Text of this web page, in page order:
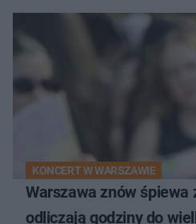
KONCERT W WARSZAWIE
Warszawa znów śpiewa
odliczają godziny do